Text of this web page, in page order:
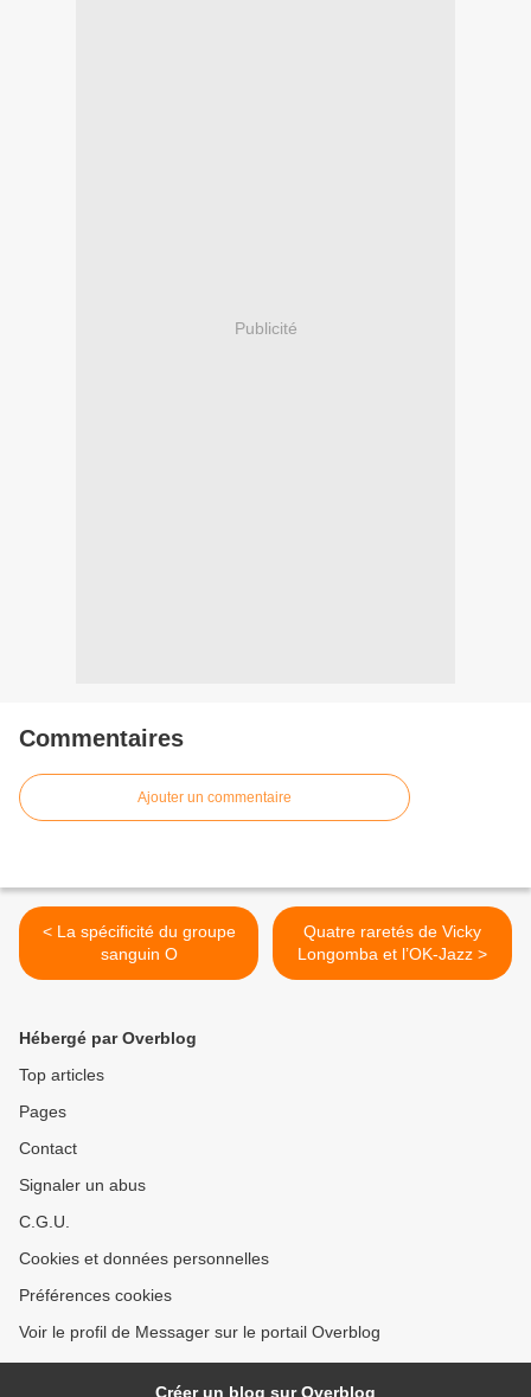
Publicité
Commentaires
Ajouter un commentaire
< La spécificité du groupe
sanguin O
Quatre raretés de Vicky
Longomba et l’OK-Jazz >
Hébergé par Overblog
Top articles
Pages
Contact
Signaler un abus
C.G.U.
Cookies et données personnelles
Préférences cookies
Voir le profil de Messager sur le portail Overblog
Créer un blog sur Overblog